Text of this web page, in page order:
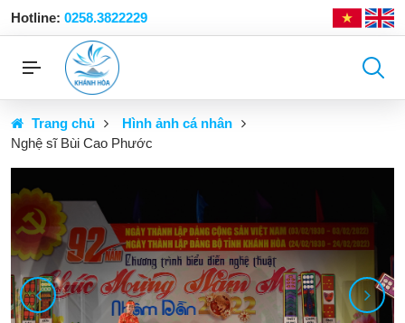
Hotline: 0258.3822229
Trang chủ
Hình ảnh cá nhân
Nghệ sĩ Bùi Cao Phước